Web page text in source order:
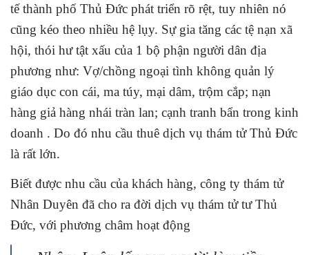
tế thành phố Thủ Đức phát triển rõ rệt, tuy nhiên nó
cũng kéo theo nhiều hệ lụy. Sự gia tăng các tệ nạn xã
hội, thói hư tật xấu của 1 bộ phận người dân địa
phương như: Vợ/chồng ngoại tình không quản lý
giáo dục con cái, ma túy, mại dâm, trộm cắp; nạn
hàng giả hàng nhái tràn lan; cạnh tranh bẩn trong kinh
doanh . Do đó nhu cầu thuê dịch vụ thám tử Thủ Đức
là rất lớn.
Biết được nhu cầu của khách hàng, công ty thám tử
Nhân Duyên đã cho ra đời dịch vụ thám tử tư Thủ
Đức, với phương châm hoạt động